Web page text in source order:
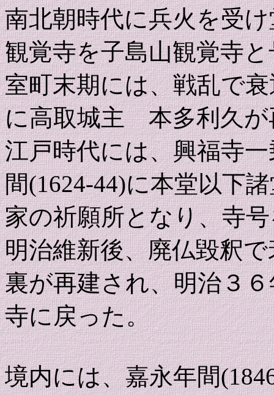
南北朝時代に兵火を受
観覚寺を子島山観覚寺
室町末期には、戦乱で
に高取城主 本多利久が
江戸時代には、興福寺
間(1624-44)に本堂以下
家の祈願所となり、寺
明治維新後、廃仏毀釈
裏が再建され、明治３
寺に戻った。
境内には、嘉永年間